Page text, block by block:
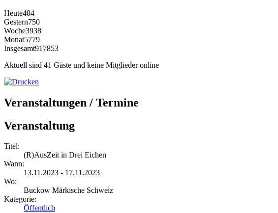
Heute404
Gestern750
Woche3938
Monat5779
Insgesamt917853
Aktuell sind 41 Gäste und keine Mitglieder online
Veranstaltungen / Termine
Veranstaltung
Titel:
(R)AusZeit in Drei Eichen
Wann:
13.11.2023 - 17.11.2023
Wo:
Buckow Märkische Schweiz
Kategorie:
Öffentlich